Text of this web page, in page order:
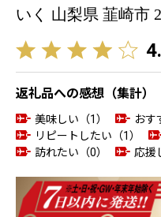
いく 山梨県 韮崎市
返礼品への感想（集計）
美味しい（1）
おす
リピートしたい（1）
訪れたい（0）
応援